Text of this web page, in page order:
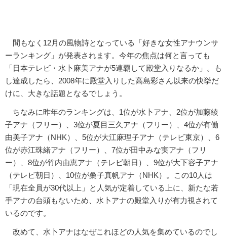
間もなく12月の風物詩となっている「好きな女性アナウンサ
ーランキング」が発表されます。今年の焦点は何と言っても
「日本テレビ・水卜麻美アナが5連覇して殿堂入りなるか」。も
し達成したら、2008年に殿堂入りした高島彩さん以来の快挙だ
けに、大きな話題となるでしょう。
ちなみに昨年のランキングは、1位が水卜アナ、2位が加藤綾
子アナ（フリー）、3位が夏目三久アナ（フリー）、4位が有働
由美子アナ（NHK）、5位が大江麻理子アナ（テレビ東京）、6
位が赤江珠緒アナ（フリー）、7位が田中みな実アナ（フリ
ー）、8位が竹内由恵アナ（テレビ朝日）、9位が大下容子アナ
（テレビ朝日）、10位が桑子真帆アナ（NHK）。この10人は
「現在全員が30代以上」と人気が定着している上に、新たな若
手アナの台頭もないため、水卜アナの殿堂入りが有力視されて
いるのです。
改めて、水卜アナはなぜこれほどの人気を集めているのでし